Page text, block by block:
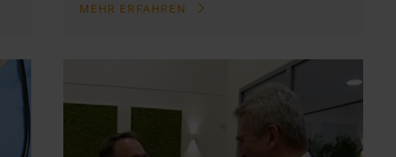
MEHR ERFAHREN